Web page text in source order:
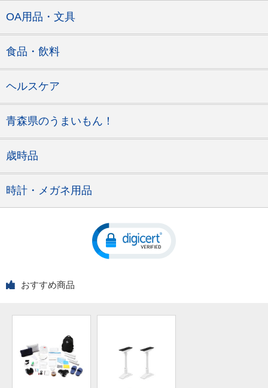
OA用品・文具
食品・飲料
ヘルスケア
青森県のうまいもん！
歳時品
時計・メガネ用品
おすすめ商品